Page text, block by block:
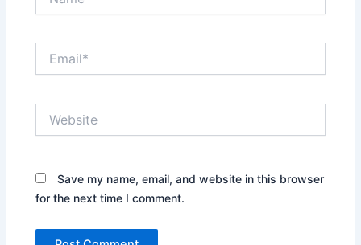
Save my name, email, and website in this browser
for the next time I comment.